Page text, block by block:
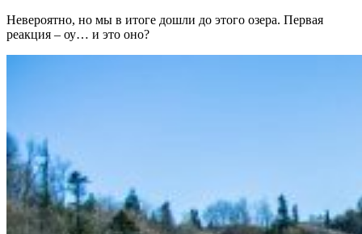
Невероятно, но мы в итоге дошли до этого озера. Первая
реакция – оу… и это оно?